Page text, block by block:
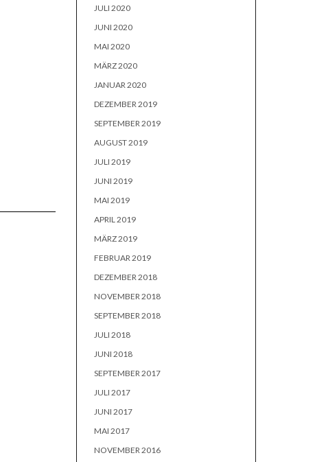
JULI 2020
JUNI 2020
MAI 2020
MÄRZ 2020
JANUAR 2020
DEZEMBER 2019
SEPTEMBER 2019
AUGUST 2019
JULI 2019
JUNI 2019
MAI 2019
APRIL 2019
MÄRZ 2019
FEBRUAR 2019
DEZEMBER 2018
NOVEMBER 2018
SEPTEMBER 2018
JULI 2018
JUNI 2018
SEPTEMBER 2017
JULI 2017
JUNI 2017
MAI 2017
NOVEMBER 2016